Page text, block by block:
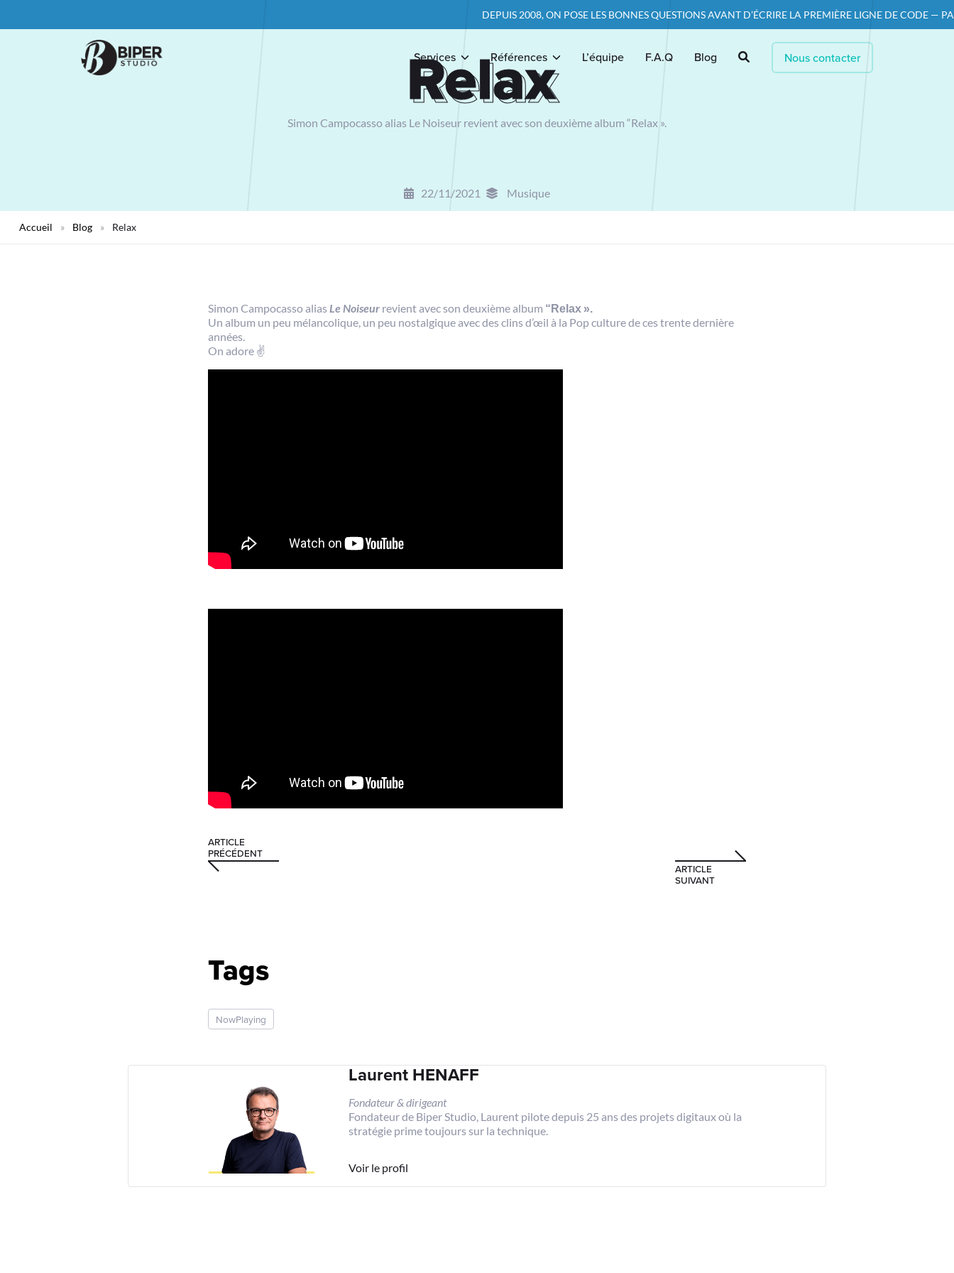
DEPUIS 2008, ON POSE LES BONNES QUESTIONS AVANT D’ÉCRIRE LA PREMIÈRE LIGNE DE CODE — PARCE QU’UN
Services Références L’équipe F.A.Q Blog Nous contacter
Relax
Relax
Simon Campocasso alias Le Noiseur revient avec son deuxième album “Relax ».
22/11/2021 Musique
Accueil » Blog » Relax
Simon Campocasso aliasLe Noiseur revient avec son deuxième album “Relax ».
Un album un peu mélancolique, un peu nostalgique avec des clins d’œil à la Pop culture de ces trente dernière
années.
On adore ✌
ARTICLE
PRÉCÉDENT
ARTICLE
SUIVANT
Tags
NowPlaying
Laurent HENAFF
Fondateur & dirigeant
Fondateur de Biper Studio, Laurent pilote depuis 25 ans des projets digitaux où la
stratégie prime toujours sur la technique.
Voir le profil